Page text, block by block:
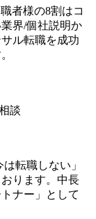
アドバイスを素
考会を開催いた
「物流・調達コ
留まらずクラ
ランスフォー
知見と最新の
創造の取り組
回1day選考対
ンサルタント
ルタント(ECM/
ECMデータ・
Unit(Strategy
(SCS SUオー
の会社説明な
ェクトのケー
ションを約1か
ます。コンサ
トの具体的な
、戦略コンサ
会にぜひご応
ます ・8月21
初回プログラ
フィス(六本木)
事会、プロジ
を実施します
実施する予定で
ます 初回プロ
者様の8割はコ
界/個社説明か
ル転職を成功
談
転職しない」
ります。中長
ナー」として